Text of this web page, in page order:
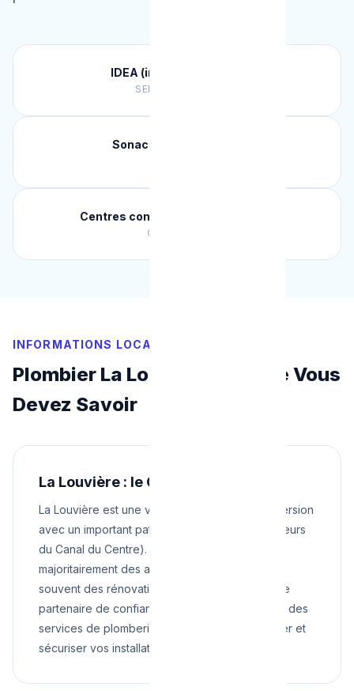
IDEA (intercommunale)
SERVICE PUBLIC
Sonaca (aéronautique)
Centres commerciaux La Louvière
COMMERCE
INFORMATIONS LOCALES
Plombier La Louvière : Ce que Vous
Devez Savoir
La Louvière : le Centre du Hainaut
La Louvière est une ville industrielle en reconversion
avec un important patrimoine UNESCO (ascenseurs
du Canal du Centre). Le parc immobilier,
majoritairement des années 50 à 80, nécessite
souvent des rénovations complètes. En tant que
partenaire de confiance, nous vous proposons des
services de plomberie adaptés pour moderniser et
sécuriser vos installations.